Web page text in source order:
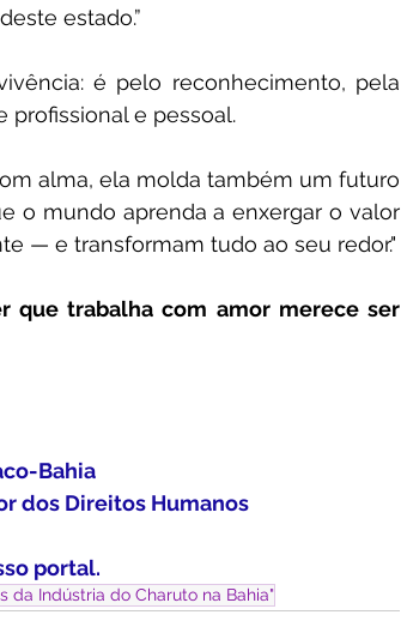
estado.”
é pelo reconhecimento, pela
profissional e pessoal.
alma, ela molda também um futuro
o mundo aprenda a enxergar o valor
— e transformam tudo ao seu redor."
que trabalha com amor merece ser
Bahia
dos Direitos Humanos
portal.
da Indústria do Charuto na Bahia"